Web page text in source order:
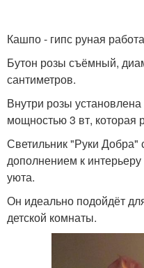
Кашпо - гипс руная
Бутон розы съёмный,
сантиметров.
Внутри розы
мощностью 3 вт, которая
Светильник "Руки Добра"
дополнением к
уюта.
Он идеально подойдёт
детской комнаты.